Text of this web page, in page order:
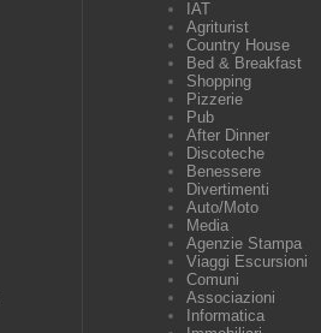
IAT
Agriturist
Country House
Bed & Breakfast
Shopping
Pizzerie
Pub
After Dinner
Discoteche
Benessere
Divertimenti
Auto/Moto
Media
Agenzie Stampa
Viaggi Escursioni
Comuni
Associazioni
Informatica